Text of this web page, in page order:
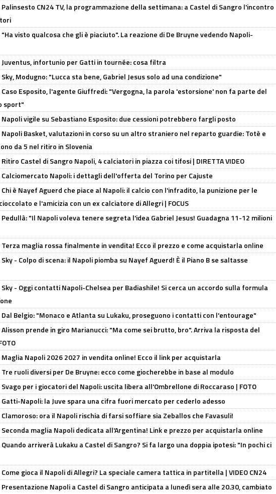
Palinsesto CN24 TV, la programmazione della settimana: a Castel di Sangro l'incontro
"Ha visto qualcosa che gli è piaciuto". La reazione di De Bruyne vedendo Napoli-
Juventus, infortunio per Gatti in tournée: cosa filtra
Sky, Modugno: "Lucca sta bene, Gabriel Jesus solo ad una condizione"
Caso Esposito, l'agente Giuffredi: "Vergogna, la parola 'estorsione' non fa parte del
sport"
Napoli vigile su Sebastiano Esposito: due cessioni potrebbero fargli posto
Napoli Basket, valutazioni in corso su un altro straniero nel reparto guardie: Totè e
da 5 nel ritiro in Slovenia
Ritiro Castel di Sangro Napoli, 4 calciatori in piazza coi tifosi | DIRETTA VIDEO
Calciomercato Napoli: i dettagli dell'offerta del Torino per Cajuste
Chi è Nayef Aguerd che piace al Napoli: il calcio con l'infradito, la punizione per le
e l'amicizia con un ex calciatore di Allegri | FOCUS
Pedullà: "Il Napoli voleva tenere segreta l'idea Gabriel Jesus! Guadagna 11-12 milioni
Terza maglia rossa finalmente in vendita! Ecco il prezzo e come acquistarla online
Sky - Colpo di scena: il Napoli piomba su Nayef Aguerd! È il Piano B se saltasse
Sky - Oggi contatti Napoli-Chelsea per Badiashile! Si cerca un accordo sulla formula
Dal Belgio: "Monaco e Atlanta su Lukaku, proseguono i contatti con l'entourage"
Alisson prende in giro Marianucci: "Ma come sei brutto, bro". Arriva la risposta del
Maglia Napoli 2026 2027 in vendita online! Ecco il link per acquistarla
Tre ruoli diversi per De Bruyne: ecco come giocherebbe in base al modulo
Svago per i giocatori del Napoli: uscita libera all'Ombrellone di Roccaraso | FOTO
Gatti-Napoli: la Juve spara una cifra fuori mercato per cederlo adesso
Clamoroso: ora il Napoli rischia di farsi soffiare sia Zeballos che Favasuli!
Seconda maglia Napoli dedicata all'Argentina! Link e prezzo per acquistarla online
Quando arriverà Lukaku a Castel di Sangro? Si fa largo una doppia ipotesi: "In pochi ci
Come gioca il Napoli di Allegri? La speciale camera tattica in partitella | VIDEO CN24
Presentazione Napoli a Castel di Sangro anticipata a lunedì sera alle 20.30, cambiato